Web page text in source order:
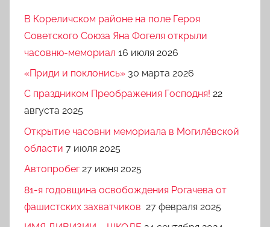
В Кореличском районе на поле Героя
Советского Союза Яна Фогеля открыли
часовню-мемориал 16 июля 2026
«Приди и поклонись» 30 марта 2026
C праздником Преображения Господня! 22
августа 2025
Открытие часовни мемориала в Могилёвской
области 7 июля 2025
Автопробег 27 июня 2025
81-я годовщина освобождения Рогачева от
фашистских захватчиков 27 февраля 2025